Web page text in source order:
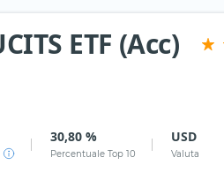
ETF (Acc)
30,80 %
Percentuale Top 10
USD
Valuta